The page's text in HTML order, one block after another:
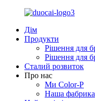
Дім
Продукти
Рішення для
Рішення для
Сталий розвиток
Про нас
Ми Color-P
Наша фабрика